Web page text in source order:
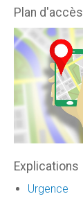
Plan d'accès
Explications
Urgence